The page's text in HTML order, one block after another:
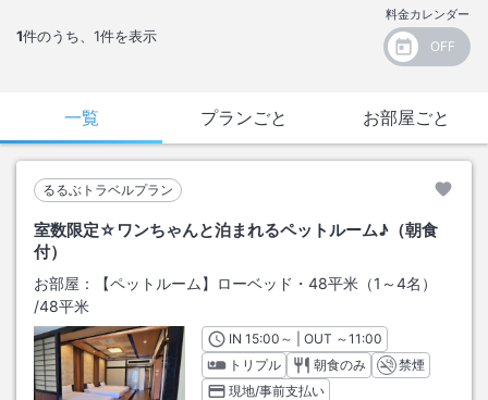
1件のうち、 1件を表示
料金カレンダー
一覧 プランごと お部屋ごと
るるぶトラベルプラン
室数限定☆ワンちゃんと泊まれるペットルーム♪（朝食
付）
お部屋：
【ペットルーム】ローベッド・48平米（1～4名）
/48平米
INチェックイン
15:00 ～ | OUT チェックアウト
～11:00
トリプル
朝食のみ
禁煙
現地/事前支払い